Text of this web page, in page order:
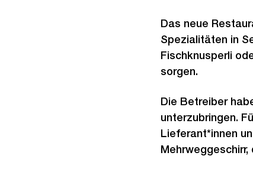
Das neue
Spezialitäten in
Fischknusperli
sorgen.
Die Betreiber
unterzubringen.
Lieferant*innen